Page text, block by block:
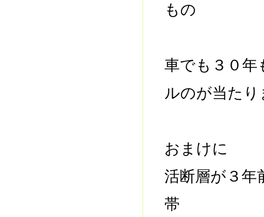
もの
車でも３０年
ルのが当た
おまけに
活断層が３
帯